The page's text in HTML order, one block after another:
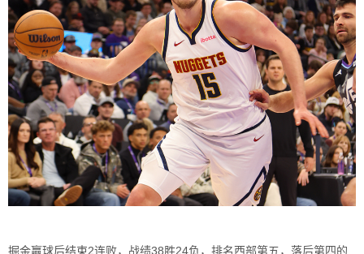
掘金赢球后结束2连败，战绩38胜24负，排名西部第五，落后第四的